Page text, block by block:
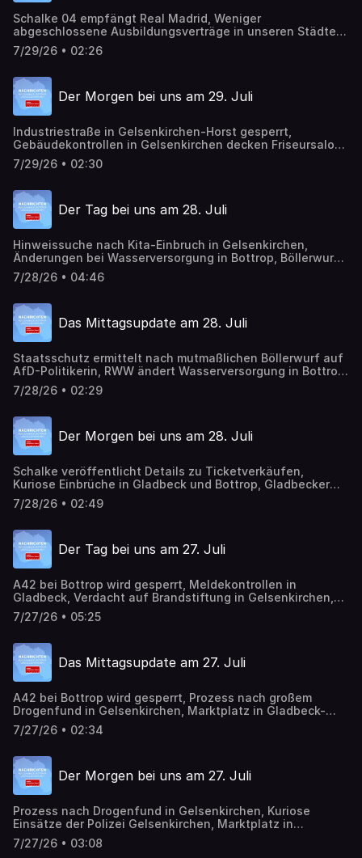
Schalke 04 empfängt Real Madrid, Weniger
abgeschlossene Ausbildungsverträge in unseren Städten,
Müllabfuhr kommt früher wegen Hitze
7/29/26 • 02:26
Der Morgen bei uns am 29. Juli
Industriestraße in Gelsenkirchen-Horst gesperrt,
Gebäudekontrollen in Gelsenkirchen decken Friseursalon
im Keller auf, Bekannte Kunstwerke im Musiktheater
werden restauriert
7/29/26 • 02:30
Der Tag bei uns am 28. Juli
Hinweissuche nach Kita-Einbruch in Gelsenkirchen,
Änderungen bei Wasserversorgung in Bottrop, Böllerwurf
auf Haus von AfD-Politikerin in Gelsenkirchen
7/28/26 • 04:46
Das Mittagsupdate am 28. Juli
Staatsschutz ermittelt nach mutmaßlichen Böllerwurf auf
AfD-Politikerin, RWW ändert Wasserversorgung in Bottrop
wegen Hitze, Dächer in Bottrop werden grüner
7/28/26 • 02:29
Der Morgen bei uns am 28. Juli
Schalke veröffentlicht Details zu Ticketverkäufen,
Kuriose Einbrüche in Gladbeck und Bottrop, Gladbecker
Förderprogramm ausgeschöpft
7/28/26 • 02:49
Der Tag bei uns am 27. Juli
A42 bei Bottrop wird gesperrt, Meldekontrollen in
Gladbeck, Verdacht auf Brandstiftung in Gelsenkirchen,
Marktplatz Zweckel in Gladbeck wird umgebaut
7/27/26 • 05:25
Das Mittagsupdate am 27. Juli
A42 bei Bottrop wird gesperrt, Prozess nach großem
Drogenfund in Gelsenkirchen, Marktplatz in Gladbeck-
Zweckel wird erneuert
7/27/26 • 02:34
Der Morgen bei uns am 27. Juli
Prozess nach Drogenfund in Gelsenkirchen, Kuriose
Einsätze der Polizei Gelsenkirchen, Marktplatz in
Gladbeck-Zweckel wird erneuert
7/27/26 • 03:08